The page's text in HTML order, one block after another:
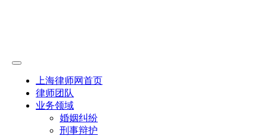
上海律师网首页
律师团队
业务领域
婚姻纠纷
刑事辩护